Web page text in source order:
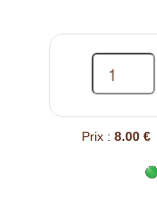
Prix : 8.00 €